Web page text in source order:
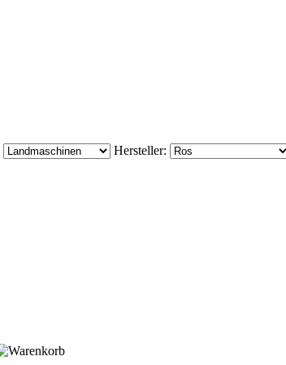
Hersteller: